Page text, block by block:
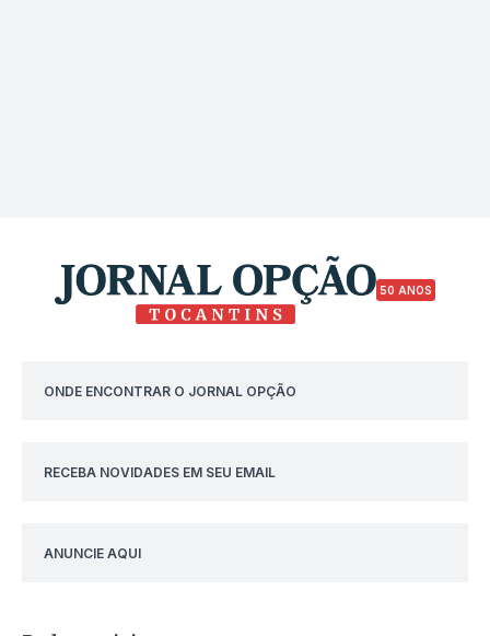
50 ANOS
ONDE ENCONTRAR O JORNAL OPÇÃO
RECEBA NOVIDADES EM SEU EMAIL
ANUNCIE AQUI